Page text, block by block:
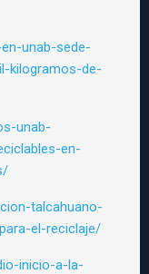
unab-sede-
kilogramos-de-
unab-
en-
talcahuano-
el-reciclaje/
inicio-a-la-